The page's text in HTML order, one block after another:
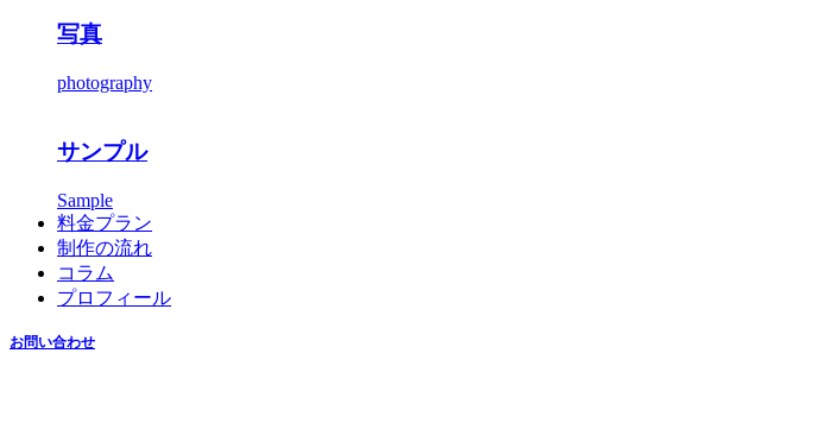
写真
photography
サンプル
Sample
料金プラン
制作の流れ
コラム
プロフィール
お問い合わせ